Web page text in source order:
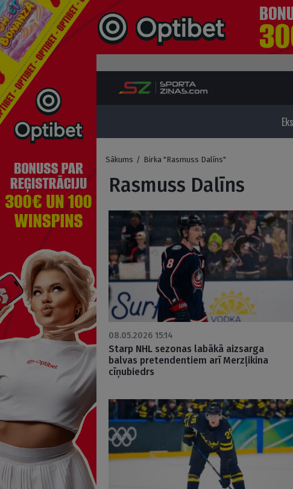
Sākums / Birka "Rasmuss Dalīns"
Rasmuss Dalīns
08.05.2026 15:14
Starp NHL sezonas labākā aizsarga
balvas pretendentiem arī Merzļikina
cīņubiedrs